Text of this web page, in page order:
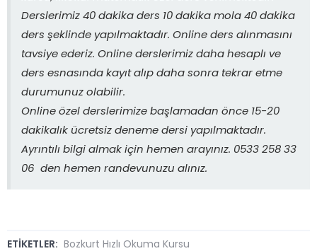
Derslerimiz 40 dakika ders 10 dakika mola 40 dakika
ders şeklinde yapılmaktadır. Online ders alınmasını
tavsiye ederiz. Online derslerimiz daha hesaplı ve
ders esnasında kayıt alıp daha sonra tekrar etme
durumunuz olabilir.
Online özel derslerimize başlamadan önce 15-20
dakikalık ücretsiz deneme dersi yapılmaktadır.
Ayrıntılı bilgi almak için hemen arayınız. 0533 258 33
06 den hemen randevunuzu alınız.
ETİKETLER: Bozkurt Hızlı Okuma Kursu